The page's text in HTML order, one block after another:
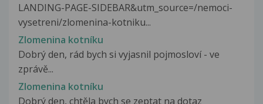
LANDING-PAGE-SIDEBAR&utm_source=/nemoci-
vysetreni/zlomenina-kotniku...
Zlomenina kotníku
Dobrý den, rád bych si vyjasnil pojmosloví - ve
zprávě...
Zlomenina kotníku
Dobrý den, chtěla bych se zeptat na dotaz